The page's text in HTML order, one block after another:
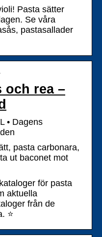
Pasta sätter
Se våra
pastasallader
och rea –
• Dagens
pasta carbonara,
ut baconet mot
för pasta
aktuella
från de
⭐